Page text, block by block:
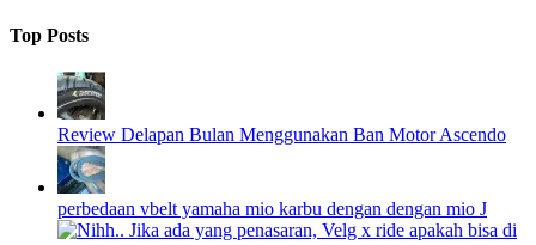
Top Posts
Review Delapan Bulan Menggunakan Ban Motor Ascendo
perbedaan vbelt yamaha mio karbu dengan dengan mio J